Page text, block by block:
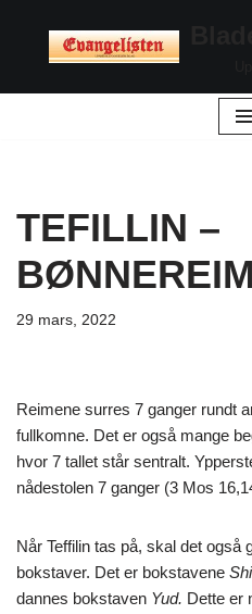
Hopp
TEFILLIN –
29 mars, 2022
Reimene surres 7 ganger rundt
fullkomne. Det er også mange
hvor 7 tallet står sentralt.
nådestolen 7 ganger (3 Mos
Når Teffilin tas på, skal det også
bokstaver. Det er bokstavene
dannes bokstaven Yud. Dette er